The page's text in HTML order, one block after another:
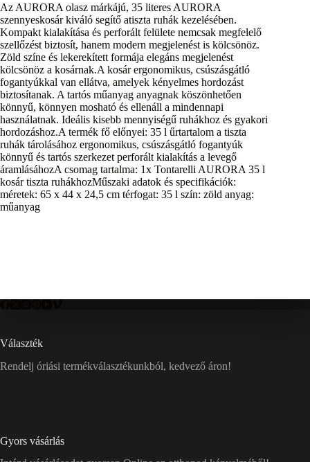
Az AURORA olasz márkájú, 35 literes AURORA
szennyeskosár kiváló segítő atiszta ruhák kezelésében.
Kompakt kialakítása és perforált felülete nemcsak megfelelő
szellőzést biztosít, hanem modern megjelenést is kölcsönöz.
Zöld színe és lekerekített formája elegáns megjelenést
kölcsönöz a kosárnak.A kosár ergonomikus, csúszásgátló
fogantyúkkal van ellátva, amelyek kényelmes hordozást
biztosítanak. A tartós műanyag anyagnak köszönhetően
könnyű, könnyen mosható és ellenáll a mindennapi
használatnak. Ideális kisebb mennyiségű ruhákhoz és gyakori
hordozáshoz.A termék fő előnyei: 35 l űrtartalom a tiszta
ruhák tárolásához ergonomikus, csúszásgátló fogantyúk
könnyű és tartós szerkezet perforált kialakítás a levegő
áramlásáhozA csomag tartalma: 1x Tontarelli AURORA 35 l
kosár tiszta ruhákhozMűszaki adatok és specifikációk:
méretek: 65 x 44 x 24,5 cm térfogat: 35 l szín: zöld anyag:
műanyag
Választék
Rendelj óriási termékválasztékunkból, kedvező áron!
Gyors vásárlás